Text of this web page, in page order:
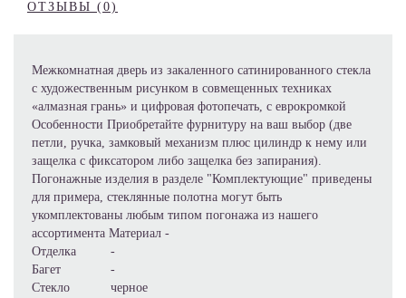
ОТЗЫВЫ (0)
Межкомнатная дверь из закаленного сатинированного стекла
с художественным рисунком в совмещенных техниках
«алмазная грань» и цифровая фотопечать, с еврокромкой
Особенности Приобретайте фурнитуру на ваш выбор (две
петли, ручка, замковый механизм плюс цилиндр к нему или
защелка с фиксатором либо защелка без запирания).
Погонажные изделия в разделе "Комплектующие" приведены
для примера, стеклянные полотна могут быть
укомплектованы любым типом погонажа из нашего
ассортимента Материал -
Отделка
-
Багет
-
Стекло
черное